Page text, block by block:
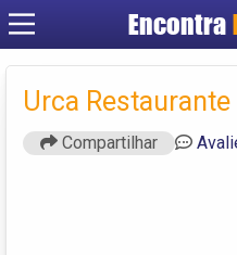
Encontra
Urca Restaurante
Compartilhar